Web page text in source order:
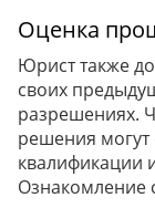
Оценка
Юрист также
своих
разрешениях.
решения могут
квалификации